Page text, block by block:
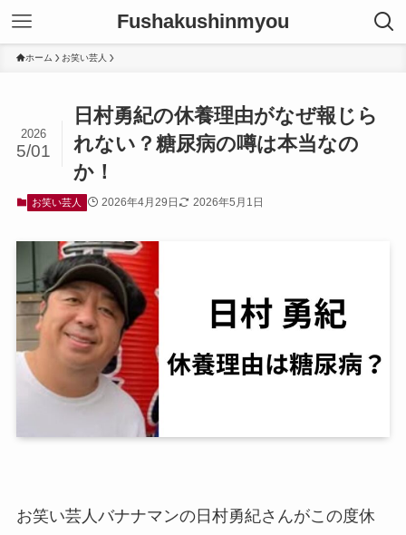
Fushakushinmyou
ホーム お笑い芸人
日村勇紀の休養理由がなぜ報じら
れない？糖尿病の噂は本当なの
か！
2026
5/01
お笑い芸人 2026年4月29日 2026年5月1日
お笑い芸人バナナマンの日村勇紀さんがこの度休